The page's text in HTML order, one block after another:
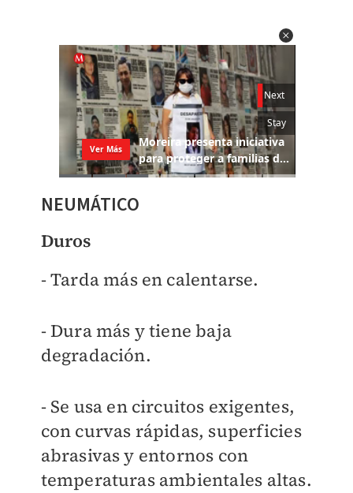
NEUMÁTICO
Duros
- Tarda más en calentarse.
- Dura más y tiene baja
degradación.
- Se usa en circuitos exigentes,
con curvas rápidas, superficies
abrasivas y entornos con
temperaturas ambientales altas.